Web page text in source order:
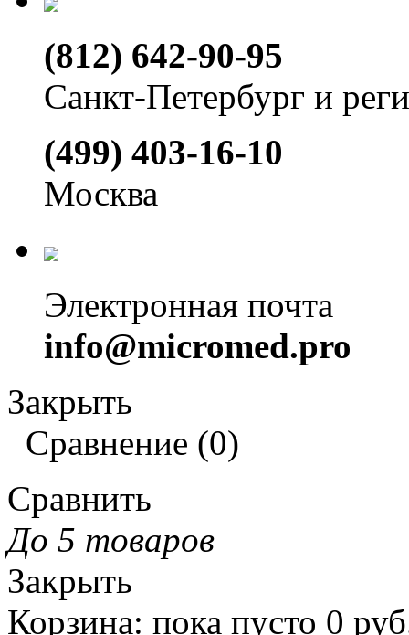
(812) 642-90-95
Санкт-Петербург и
(499) 403-16-10
Москва
Электронная почта
info@micromed.pro
Закрыть
Сравнение (0)
Сравнить
До 5 товаров
Закрыть
Корзина: пока пусто 0